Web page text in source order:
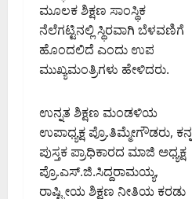
ಮೂಲಕ ಶಿಕ್ಷಣ ಸಾಂಸ್ಥಿಕ
ನೆಲೆಗಟ್ಟಿನಲ್ಲಿ ಸ್ಥಿರವಾಗಿ ಬೆಳವಣಿಗೆ
ಹೊಂದಲಿದೆ ಎಂದು ಉಪ
ಮುಖ್ಯಮಂತ್ರಿಗಳು ಹೇಳಿದರು.
ಉನ್ನತ ಶಿಕ್ಷಣ ಮಂಡಳಿಯ
ಉಪಾಧ್ಯಕ್ಷ ಪ್ರೊ.ತಿಮ್ಮೇಗೌಡರು,
ಪುಸ್ತಕ ಪ್ರಾಧಿಕಾರದ ಮಾಜಿ ಅಧ್ಯಕ್ಷ
ಪ್ರೊ.ಎಸ್.ಜಿ.ಸಿದ್ದರಾಮಯ್ಯ,
ರಾಷ್ಟ್ರೀಯ ಶಿಕ್ಷಣ ನೀತಿಯ ಕರಡು